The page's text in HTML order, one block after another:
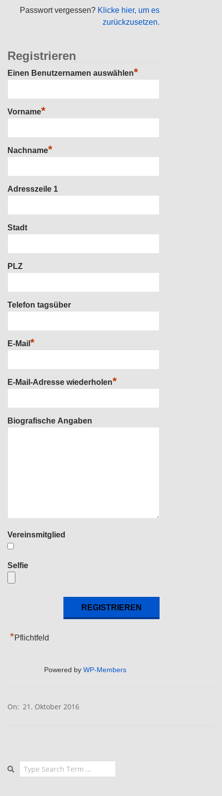
Passwort vergessen? Klicke hier, um es
zurückzusetzen.
Registrieren
Einen Benutzernamen auswählen*
Vorname*
Nachname*
Adresszeile 1
Stadt
PLZ
Telefon tagsüber
E-Mail *
E-Mail-Adresse wiederholen*
Biografische Angaben
Vereinsmitglied
Selfie
*Pflichtfeld
Powered by WP-Members
10-
On: 21. Oktober 2016
Search